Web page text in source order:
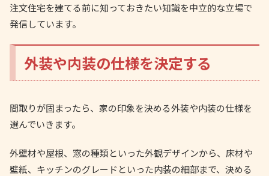
注文住宅を建てる前に知っておきたい知識を中立的な立場で
発信しています。
外装や内装の仕様を決定する
間取りが固まったら、家の印象を決める外装や内装の仕様を
選んでいきます。
外壁材や屋根、窓の種類といった外観デザインから、床材や
壁紙、キッチンのグレードといった内装の細部まで、決める